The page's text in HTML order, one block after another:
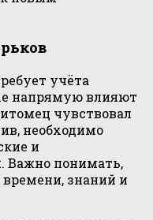
учёта
напрямую влияют
чувствовал
необходимо
и
Важно понимать,
времени, знаний и